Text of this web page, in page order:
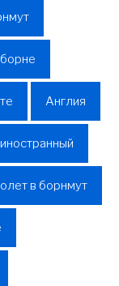
Англия
в борнмут